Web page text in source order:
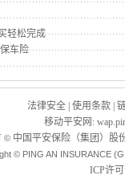
轻松完成
车险
法律安全 使用条款
移动平安网 :
©中国平安保险（集团）股
© PING AN INSURANCE
ICP许